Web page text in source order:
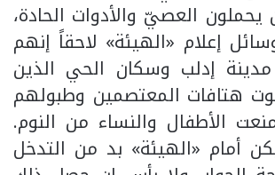
يحملون العصيّ والأدوات الحادة،
إعلام «الهيئة» لاحقاً إنهم
إدلب وسكان الحي الذين
هتافات المعتصمين وطبولهم
الأطفال والنساء من النوم.
أمام «الهيئة» بد من التدخل